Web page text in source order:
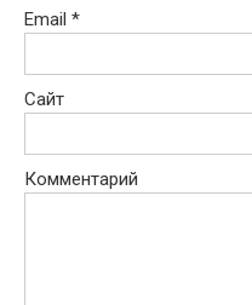
Email *
Сайт
Комментарий